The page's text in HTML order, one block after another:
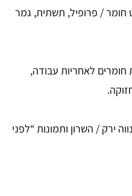
חומר / פרופיל, תשתית, גמר
חומרים לאחריות עבודה,
ירק / השרון ותמונות “לפני